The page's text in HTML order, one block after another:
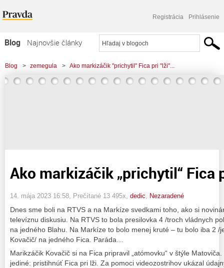
Registrácia Prihlásenie
Blog
Najnovšie články
Najčítanejšie články
Najkomentovanejšie články
Blog > zemegula > Ako markizáčik "prichytil" Fica pri "lži"...
Ako markizáčik „prichytil“ Fica
14. mája 2023 16:58 , Prečítané 13 495x, dedic Nezaradené
Dnes sme boli na RTVS a na Markíze svedkami toho, ako si
televíznu diskusiu. Na RTVS to bola presilovka 4 /troch vládnych
na jedného Blahu. Na Markíze to bolo menej kruté – tu bolo iba 2 /
Kovačič/ na jedného Fica. Paráda…
Marikzáčik Kovačič si na Fica pripravil „atómovku“ v štýle
jediné: pristihnúť Fica pri lži. Za pomoci videozostrihov ukázal